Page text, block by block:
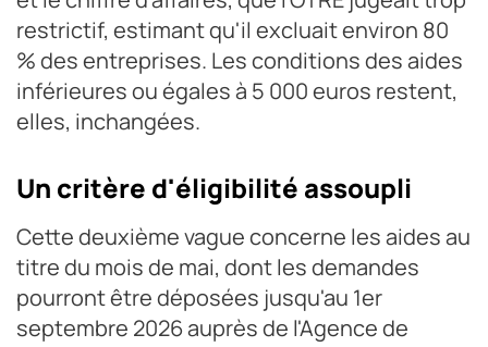
restrictif, estimant qu'il excluait environ 80
% des entreprises. Les conditions des aides
inférieures ou égales à 5 000 euros restent,
elles, inchangées.
Un critère d'éligibilité assoupli
Cette deuxième vague concerne les aides au
titre du mois de mai, dont les demandes
pourront être déposées jusqu'au 1er
septembre 2026 auprès de l'Agence de